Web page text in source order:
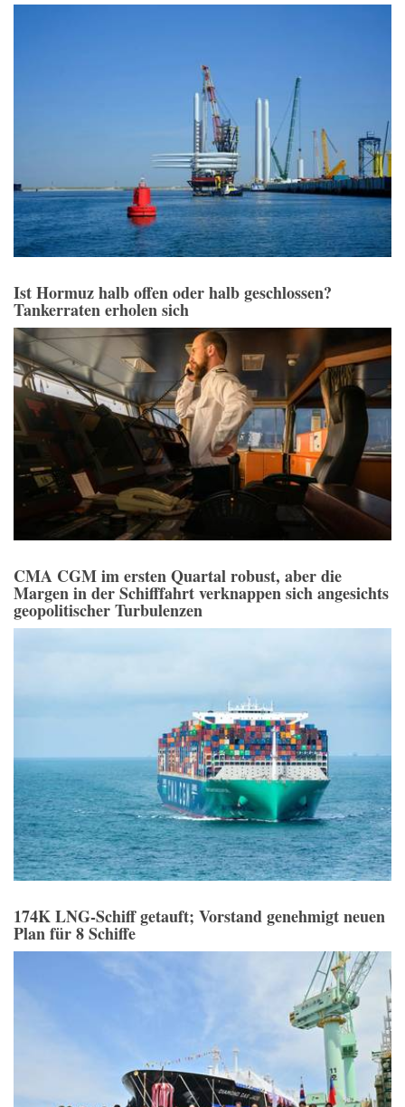
Ist Hormuz halb offen oder halb geschlossen?
Tankerraten erholen sich
CMA CGM im ersten Quartal robust, aber die
Margen in der Schifffahrt verknappen sich angesichts
geopolitischer Turbulenzen
174K LNG-Schiff getauft; Vorstand genehmigt neuen
Plan für 8 Schiffe